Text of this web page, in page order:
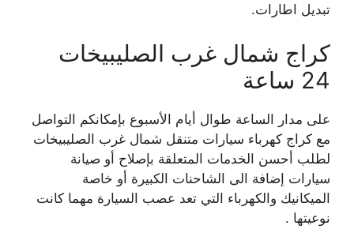
تبديل اطارات.
كراج شمال غرب الصليبيخات
24 ساعة
على مدار الساعة طوال أيام الأسبوع بإمكانكم التواصل
مع كراج كهرباء سيارات متنقل شمال غرب الصليبيخات
لطلب أحسن الخدمات المتعلقة بإصلاح أو صيانة
سيارات إضافة الى الشاحنات الكبيرة أو خاصة
الميكانيك والكهرباء التي تعد عصب السيارة مهما كانت
نوعيتها .